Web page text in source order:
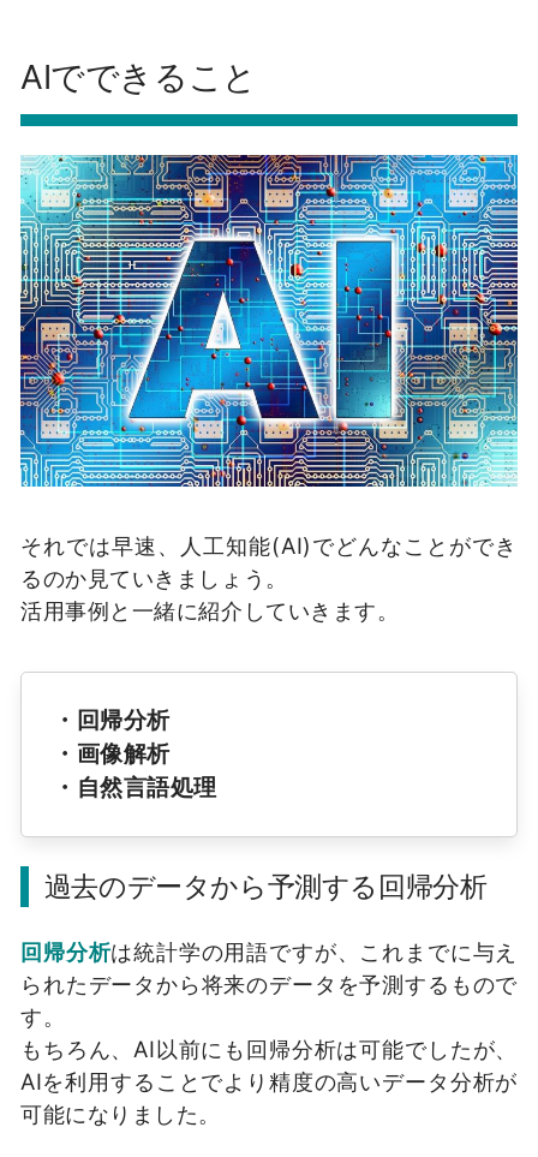
AIでできること
それでは早速、人工知能(AI)でどんなことができ
るのか見ていきましょう。
活用事例と一緒に紹介していきます。
・回帰分析
・画像解析
・自然言語処理
過去のデータから予測する回帰分析
回帰分析は統計学の用語ですが、これまでに与え
られたデータから将来のデータを予測するもので
す。
もちろん、AI以前にも回帰分析は可能でしたが、
AIを利用することでより精度の高いデータ分析が
可能になりました。